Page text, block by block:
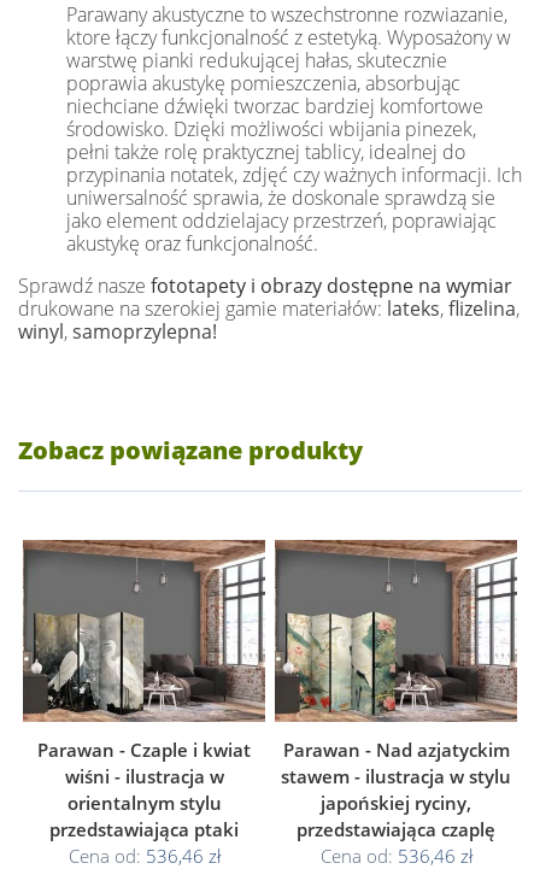
Parawany akustyczne to wszechstronne rozwiazanie,
ktore łączy funkcjonalność z estetyką. Wyposażony w
warstwę pianki redukującej hałas, skutecznie
poprawia akustykę pomieszczenia, absorbując
niechciane dźwięki tworzac bardziej komfortowe
środowisko. Dzięki możliwości wbijania pinezek,
pełni także rolę praktycznej tablicy, idealnej do
przypinania notatek, zdjęć czy ważnych informacji. Ich
uniwersalność sprawia, że doskonale sprawdzą sie
jako element oddzielajacy przestrzeń, poprawiając
akustykę oraz funkcjonalność.
Sprawdź nasze fototapety i obrazy dostępne na wymiar
drukowane na szerokiej gamie materiałów: lateks,flizelina,
winyl,samoprzylepna!
Zobacz powiązane produkty
Parawan - Czaple i kwiat
wiśni - ilustracja w
orientalnym stylu
przedstawiająca ptaki
Cena od: 536,46 zł
Parawan - Nad azjatyckim
stawem - ilustracja w stylu
japońskiej ryciny,
przedstawiająca czaplę
Cena od: 536,46 zł